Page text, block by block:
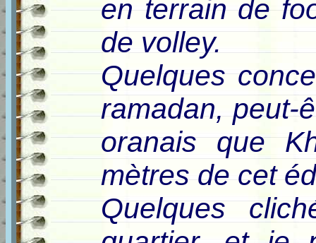
en terrain de
de volley.
Quelques
ramadan, peut-
oranais que
mètres de cet
Quelques